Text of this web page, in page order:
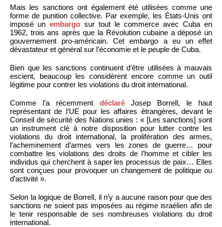
Mais les sanctions ont également été utilisées comme une
forme de punition collective. Par exemple, les États-Unis ont
imposé un embargo sur tout le commerce avec Cuba en
1962, trois ans après que la Révolution cubaine a déposé un
gouvernement pro-américain. Cet embargo a eu un effet
dévastateur et général sur l’économie et le peuple de Cuba.
Bien que les sanctions continuent d’être utilisées à mauvais
escient, beaucoup les considèrent encore comme un outil
légitime pour contrer les violations du droit international.
Comme l’a récemment déclaréJosep Borrell, le haut
représentant de l’UE pour les affaires étrangères, devant le
Conseil de sécurité des Nations unies : « [Les sanctions] sont
un instrument clé à notre disposition pour lutter contre les
violations du droit international, la prolifération des armes,
l’acheminement d’armes vers les zones de guerre… pour
combattre les violations des droits de l’homme et cibler les
individus qui cherchent à saper les processus de paix… Elles
sont conçues pour provoquer un changement de politique ou
d’activité ».
Selon la logique de Borrell, il n’y a aucune raison pour que des
sanctions ne soient pas imposées au régime israélien afin de
le tenir responsable de ses nombreuses violations du droit
international.